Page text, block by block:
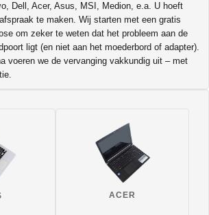
Dell, Acer, Asus, MSI, Medion, e.a. U hoeft
te maken. Wij starten met een gratis
om zeker te weten dat het probleem aan de
ligt (en niet aan het moederbord of adapter).
voeren we de vervanging vakkundig uit – met
ACER